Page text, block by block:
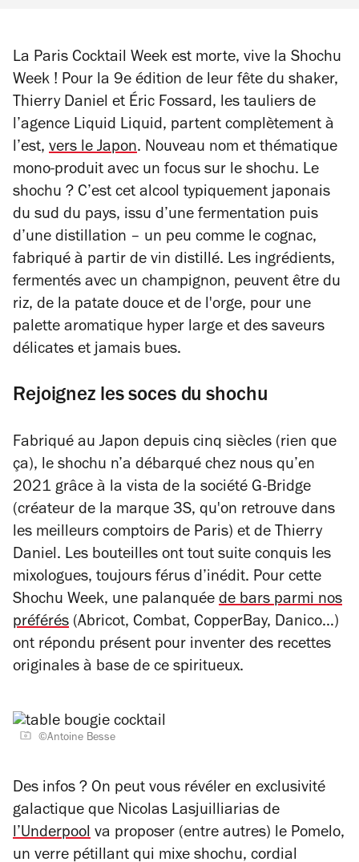
La Paris Cocktail Week est morte, vive la Shochu
Week ! Pour la 9e édition de leur fête du shaker,
Thierry Daniel et Éric Fossard, les tauliers de
l’agence Liquid Liquid, partent complètement à
l’est, vers le Japon. Nouveau nom et thématique
mono-produit avec un focus sur le shochu. Le
shochu ? C’est cet alcool typiquement japonais
du sud du pays, issu d’une fermentation puis
d’une distillation – un peu comme le cognac,
fabriqué à partir de vin distillé. Les ingrédients,
fermentés avec un champignon, peuvent être du
riz, de la patate douce et de l'orge, pour une
palette aromatique hyper large et des saveurs
délicates et jamais bues.
Rejoignez les soces du shochu
Fabriqué au Japon depuis cinq siècles (rien que
ça), le shochu n’a débarqué chez nous qu’en
2021 grâce à la vista de la société G-Bridge
(créateur de la marque 3S, qu'on retrouve dans
les meilleurs comptoirs de Paris) et de Thierry
Daniel. Les bouteilles ont tout suite conquis les
mixologues, toujours férus d’inédit. Pour cette
Shochu Week, une palanquée de bars parmi nos
préférés (Abricot, Combat, CopperBay, Danico…)
ont répondu présent pour inventer des recettes
originales à base de ce spiritueux.
©Antoine Besse
Des infos ? On peut vous révéler en exclusivité
galactique que Nicolas Lasjuilliarias de
l’Underpool va proposer (entre autres) le Pomelo,
un verre pétillant qui mixe shochu, cordial